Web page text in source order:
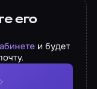
его
и будет